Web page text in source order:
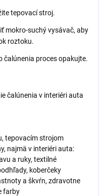
tepovací stroj.
mokro-suchý vysávač, aby
roztoku.
čalúnenia proces opakujte.
čalúnenia v interiéri auta
tepovacím strojom
najmä v interiéri auta:
a ruky, textilné
koberčeky
a škvŕn, zdravotne
farby